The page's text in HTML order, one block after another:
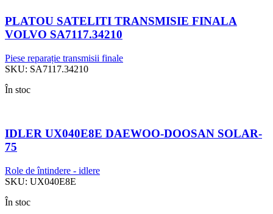
PLATOU SATELITI TRANSMISIE FINALA
VOLVO SA7117.34210
Piese reparație transmisii finale
SKU: SA7117.34210
În stoc
IDLER UX040E8E DAEWOO-DOOSAN SOLAR-
75
Role de întindere - idlere
SKU: UX040E8E
În stoc